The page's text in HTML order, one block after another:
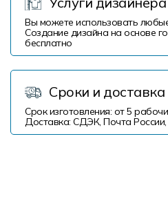
Вы можете использовать
Создание дизайна на основе
бесплатно
Сроки и доставка
Срок изготовления: от 5
Доставка: СДЭК, Почта